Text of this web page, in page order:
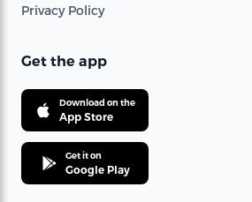
Privacy Policy
Get the app
Download on the
App Store
Get it on
Google Play